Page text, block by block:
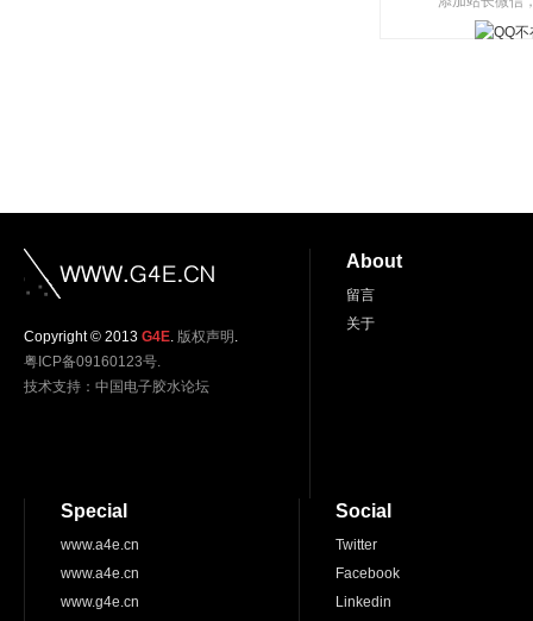
Copyright © 2013 G4E. 版权声明 .
粤ICP备09160123号.
技术支持： 中国电子胶水论坛
About
留言
关于
Special
www.a4e.cn
www.a4e.cn
www.g4e.cn
Social
Twitter
Facebook
Linkedin